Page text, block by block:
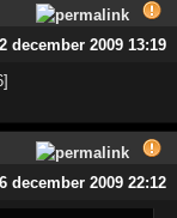
2 december 2009 13:19
december 2009 22:12